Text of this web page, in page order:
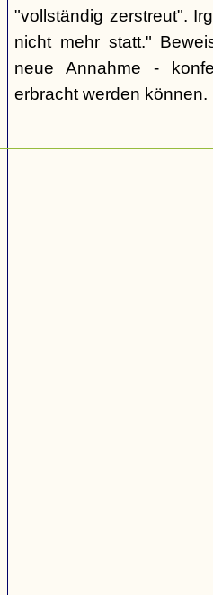
"vollständig zerstreut".
nicht mehr statt."
neue Annahme -
erbracht werden können.